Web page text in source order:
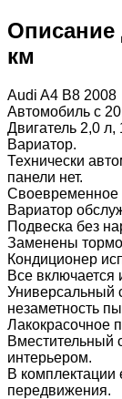
Описание
км
Audi A4 B8 2008
Автомобиль с
Двигатель 2,0 л,
Вариатор.
Технически
панели нет.
Своевременное
Вариатор
Подвеска без
Заменены
Кондиционер
Все включается
Универсальный
незаметность
Лакокрасочное
Вместительный
интерьером.
В комплектации
передвижения.